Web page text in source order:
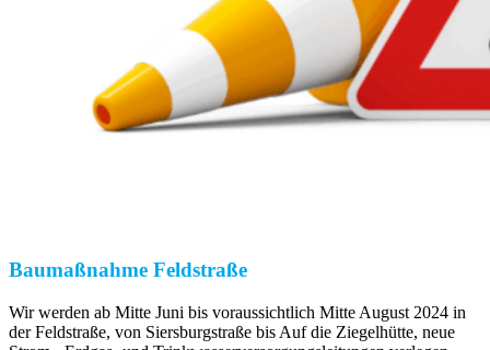
Baumaßnahme Feldstraße
Wir werden ab Mitte Juni bis voraussichtlich Mitte August 2024 in
der Feldstraße, von Siersburgstraße bis Auf die Ziegelhütte, neue